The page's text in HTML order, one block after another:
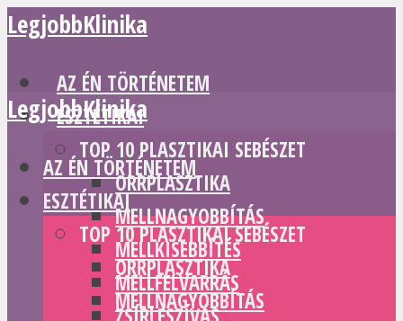
LegjobbKlinika
AZ ÉN TÖRTÉNETEM
ESZTÉTIKAI
TOP 10 PLASZTIKAI SEBÉSZET
ORRPLASZTIKA
MELLNAGYOBBÍTÁS
MELLKISEBBÍTÉS
MELLFELVARRÁS
LegjobbKlinika
AZ ÉN TÖRTÉNETEM
ESZTÉTIKAI
TOP 10 PLASZTIKAI SEBÉSZET
ORRPLASZTIKA
MELLNAGYOBBÍTÁS